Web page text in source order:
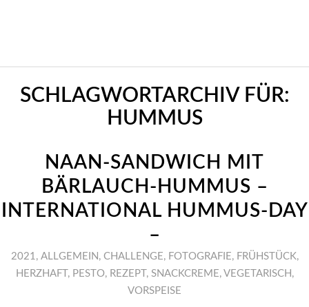
SCHLAGWORTARCHIV FÜR:
HUMMUS
NAAN-SANDWICH MIT
BÄRLAUCH-HUMMUS –
INTERNATIONAL HUMMUS-DAY
–
2021, ALLGEMEIN , CHALLENGE, FOTOGRAFIE, FRÜHSTÜCK,
HERZHAFT , PESTO, REZEPT , SNACKCREME, VEGETARISCH ,
VORSPEISE